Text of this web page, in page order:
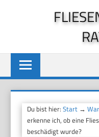
Du bist hier:Start →
erkenne ich, ob eine
beschädigt wurde?